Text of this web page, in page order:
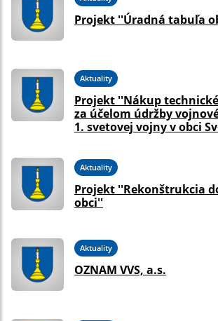
Projekt ''Úradná tabuľa
Aktuality
Projekt ''Nákup
za účelom údržby
1. svetovej vojny v obci
Aktuality
Projekt ''Rekonštrukcia
obci''
Aktuality
OZNAM VVS, a.s.